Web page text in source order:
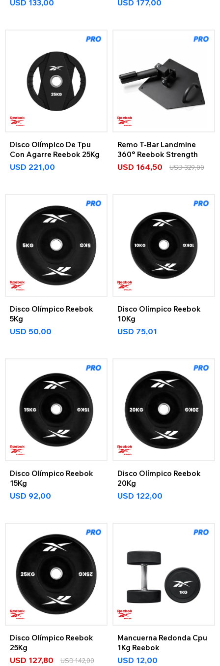
USD 133,00 USD 177,00
Disco Olímpico De Tpu
Con Agarre Reebok 25Kg
USD 221,00
Remo T-Bar Landmine
360° Reebok Strength
USD 164,50 USD329,00
Disco Olímpico Reebok
5Kg
USD 50,00
Disco Olímpico Reebok
10Kg
USD 75,01
Disco Olímpico Reebok
15Kg
USD 92,00
Disco Olímpico Reebok
20Kg
USD 122,00
Disco Olímpico Reebok
25Kg
USD 127,80 USD142,00
Mancuerna Redonda Cpu
1Kg Reebok
USD 12,00